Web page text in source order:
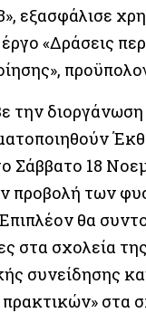
εξασφάλισε
«Δράσεις
την
Σάββατο 18
προβολή των
θα
στα σχολεία
συνείδησης
στα